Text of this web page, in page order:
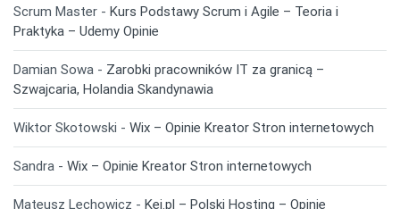
Scrum Master - Kurs Podstawy Scrum i Agile – Teoria i
Praktyka – Udemy Opinie
Damian Sowa - Zarobki pracowników IT za granicą –
Szwajcaria, Holandia Skandynawia
Wiktor Skotowski - Wix – Opinie Kreator Stron internetowych
Sandra - Wix – Opinie Kreator Stron internetowych
Mateusz Lechowicz - Kei.pl – Polski Hosting – Opinie